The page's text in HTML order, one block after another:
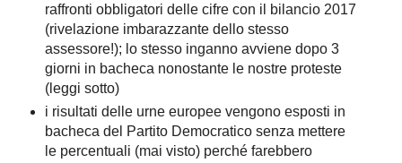
raffronti obbligatori delle cifre con il bilancio 2017
(rivelazione imbarazzante dello stesso
assessore!); lo stesso inganno avviene dopo 3
giorni in bacheca nonostante le nostre proteste
(leggi sotto)
i risultati delle urne europee vengono esposti in
bacheca del Partito Democratico senza mettere
le percentuali (mai visto) perché farebbero